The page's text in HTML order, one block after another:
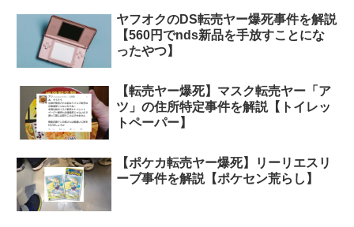
ヤフオクのDS転売ヤー爆死事件を解説
【560円でnds新品を手放すことにな
ったやつ】
【転売ヤー爆死】マスク転売ヤー「ア
ツ」の住所特定事件を解説【トイレッ
トペーパー】
【ポケカ転売ヤー爆死】リーリエスリ
ーブ事件を解説【ポケセン荒らし】